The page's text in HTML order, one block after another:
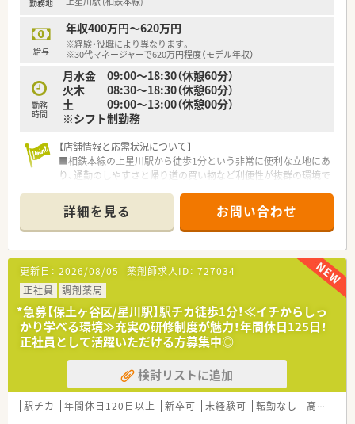
≪在宅について≫
■現在、約1,000名の在宅の患者様を通して、地域医療への貢献
を目指しています。
■在宅件数の内訳は、居宅6割、施設4割となっています。
■在宅専任薬剤師がチーム一丸となって患者様の在宅生活を支
えています。
■毎朝行うミーティングで、スタッフ全員が患者様の状態を把握
しています。
■訪問する薬剤師が変わると、見方も変わるのでより厚みのある
■わからないことを聞いたり、先輩からアドバイスをもらったり
できる環境が整っているので、
在宅に慣れていない新人薬剤師も働き易い環境です。
■4店舗にクリーンベンチを導入しており、無菌調剤処方箋にも
対応しています。
■施設在宅では往診同行にも対応しております。
■訪問先でも薬歴を確認できる機材（iPad）を使い、往診同行を行
っています。
■即座に情報を確認することができるので、医師とより迅速に薬
についての検討を行うことができます。
■多職種連携の推進として、地域のケアマネジャー向けに定期的
に勉強会を開催しています。
≪教育制度について≫
■最新の薬学に関する情報に触れてもらいたいという思いから、
学会参加費は会社が補助。
■学会参加時の登録費、交通費、宿泊費を全額負担します（条件
あり）
■社内でのOJT研修は勿論、社外でのOFF-JT研修もご用意あり
勤務地
給与
年収400万円～620万円
※経験・役職により異なります。
※30代マネージャーで620万円程度（モデル年収）
勤務
時間
月水金 09:00～18:30（休憩60分）
火木 08:30～18:30（休憩60分）
土 09:00～13:00（休憩00分）
※シフト制勤務
【店舗情報と応需状況について】
■相鉄本線の上星川駅から徒歩1分という非常に便利な立地にあ
り、通勤のしやすさと帰り道の買い物など利便性が抜群の環境で
■応需科目は内科、精神科、皮膚科、歯科など多岐にわたり、1日
あたり50枚から60枚の処方箋を安定して受け付けています。
■人員体制は正社員2名にパート薬剤師4名、さらに事務員2名を
加えた計8名で、手厚い協力体制のもと日々の業務に励んでいま
す。
【法人特徴について】
■東京と神奈川の首都圏に限定したドミナント展開を徹底して
おり、地域住民に「みなさまの薬局」として親しまれる存在です。
■介護保険制度が始まる前の1994年から在宅医療を開始したパ
イオニアであり、現在も月間3000件の訪問実績を誇ります。
■「会社は全従業員で創る」という理念のもと現場の意見を重視
しており、風通しの良い組織文化が醸成されているのが特徴で
す。
詳細を見る お問い合わせ
更新日： 2026/08/05 薬剤師求人ID： 727034
正社員
調剤薬局
*急募【保土ヶ谷区/星川駅】駅チカ徒歩1分！≪イチからしっ
かり学べる環境≫充実の研修制度が魅力！年間休日125日！
正社員として活躍いただける方募集中◎
検討リストに追加
駅チカ 年間休日120日以上 新卒可 未経験可 転勤なし 高給与(600万円以上)